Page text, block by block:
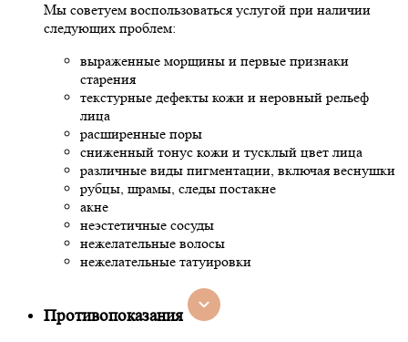
Мы советуем воспользоваться услугой при наличии
следующих проблем:
выраженные морщины и первые признаки
старения
текстурные дефекты кожи и неровный рельеф
лица
расширенные поры
сниженный тонус кожи и тусклый цвет лица
различные виды пигментации, включая веснушки
рубцы, шрамы, следы постакне
акне
неэстетичные сосуды
нежелательные волосы
нежелательные татуировки
Противопоказания